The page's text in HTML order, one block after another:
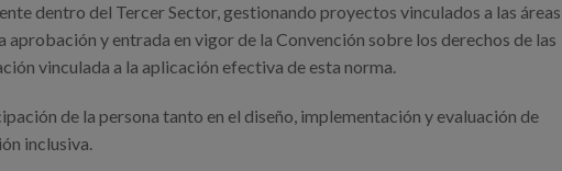
dentro del Tercer Sector, gestionando proyectos vinculados a las áreas
y entrada en vigor de la Convención sobre los derechos de las
vinculada a la aplicación efectiva de esta norma.
de la persona tanto en el diseño, implementación y evaluación de
inclusiva.